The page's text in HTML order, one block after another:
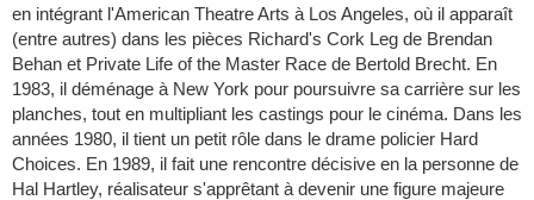
en intégrant l'American Theatre Arts à Los Angeles, où il apparaît
(entre autres) dans les pièces Richard's Cork Leg de Brendan
Behan et Private Life of the Master Race de Bertold Brecht. En
1983, il déménage à New York pour poursuivre sa carrière sur les
planches, tout en multipliant les castings pour le cinéma. Dans les
années 1980, il tient un petit rôle dans le drame policier Hard
Choices. En 1989, il fait une rencontre décisive en la personne de
Hal Hartley, réalisateur s'apprêtant à devenir une figure majeure